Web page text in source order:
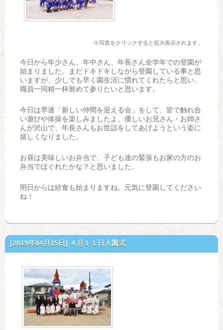
※写真をクリックすると拡大表示されます。
今日から年少さん、年中さん、年長さん全学年での登園が
始まりました。まだドキドキしながら登園している事と思
いますが、少しでも早く園生活に慣れてくれたらと思い、
職員一同精一杯努めて参りたいと思います。
今日は早速「新しい仲間を迎える会」をして、皆で触れ合
い遊びや体操を楽しみましたよ。優しいお兄さん・お姉さ
んが沢山で、年長さんもお世話をしてあげようという姿に
嬉しくなりました。
お昼は美味しいお弁当で、子ども達の緊張もお家の方のお
弁当でほぐれたかな？と思いました。
明日からは給食も始まりますね。元気に登園してください
ね！
[2019年04月15日] ４月１１日入園式